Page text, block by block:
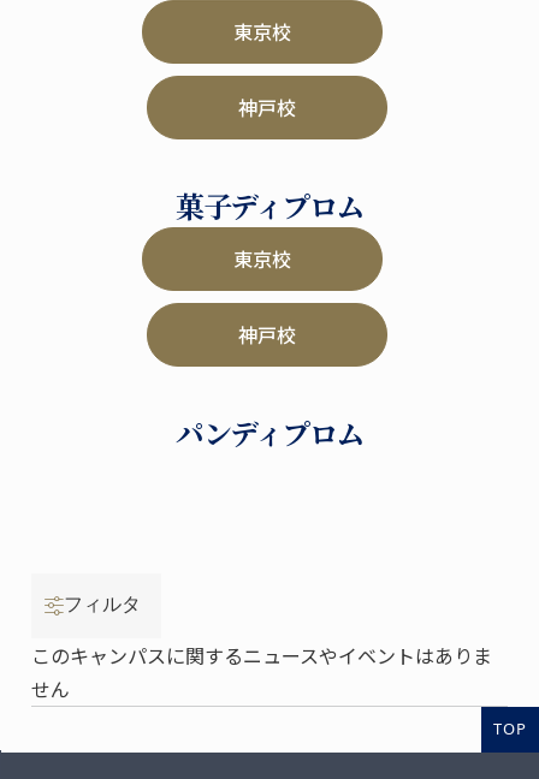
東京校
神戸校
菓子ディプロム
東京校
神戸校
パンディプロム
フィルタ
このキャンパスに関するニュースやイベントはありま
せん
TOP